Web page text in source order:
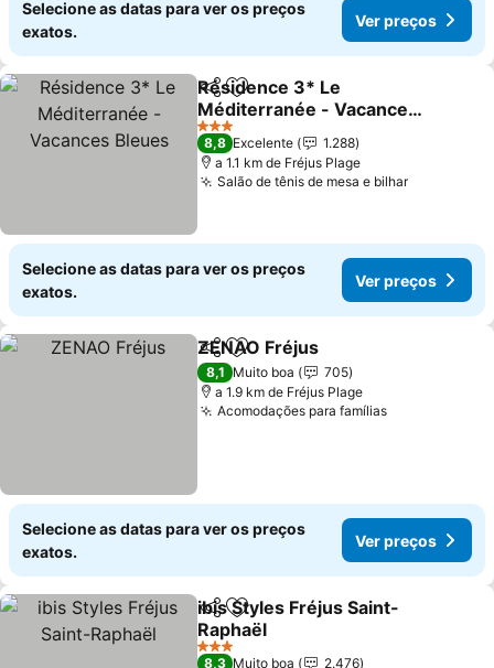
Selecione as datas para ver os preços
exatos.
Ver preços
PartilharAdicionar aos favoritos
Résidence 3* Le
Méditerranée - Vacances
Bleues
Ver preços
3 Estrelas
8,8 Excelente
1.288
a 1.1 km de Fréjus Plage
Salão de tênis de mesa e bilharVer
Selecione as datas para ver os preços
exatos.
Ver preços
PartilharAdicionar aos favoritos
ZENAO Fréjus
8,1 Muito boa
705
a 1.9 km de Fréjus Plage
Acomodações para famíliasVer preços
Selecione as datas para ver os preços
exatos.
Ver preços
PartilharAdicionar aos favoritos
ibis Styles Fréjus Saint-
Raphaël
Ver preços
3 Estrelas
8,3 Muito boa 2.476